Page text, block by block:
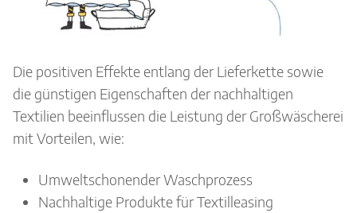
Die positiven Effekte entlang der Lieferkette sowie
die günstigen Eigenschaften der nachhaltigen
Textilien beeinflussen die Leistung der Großwäscherei
mit Vorteilen, wie:
Umweltschonender Waschprozess
Nachhaltige Produkte für Textilleasing